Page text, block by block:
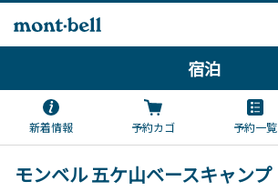
宿泊
新着情報 予約カゴ 予約一覧
モンベル 五ケ山ベースキャンプ